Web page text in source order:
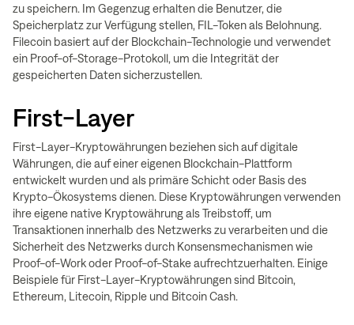
zu speichern. Im Gegenzug erhalten die Benutzer, die
Speicherplatz zur Verfügung stellen, FIL-Token als Belohnung.
Filecoin basiert auf der Blockchain-Technologie und verwendet
ein Proof-of-Storage-Protokoll, um die Integrität der
gespeicherten Daten sicherzustellen.
First-Layer
First-Layer-Kryptowährungen beziehen sich auf digitale
Währungen, die auf einer eigenen Blockchain-Plattform
entwickelt wurden und als primäre Schicht oder Basis des
Krypto-Ökosystems dienen. Diese Kryptowährungen verwenden
ihre eigene native Kryptowährung als Treibstoff, um
Transaktionen innerhalb des Netzwerks zu verarbeiten und die
Sicherheit des Netzwerks durch Konsensmechanismen wie
Proof-of-Work oder Proof-of-Stake aufrechtzuerhalten. Einige
Beispiele für First-Layer-Kryptowährungen sind Bitcoin,
Ethereum, Litecoin, Ripple und Bitcoin Cash.